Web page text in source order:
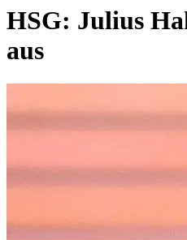
HSG: Julius
aus